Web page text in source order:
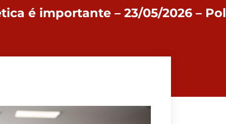
é importante – 23/05/2026 –